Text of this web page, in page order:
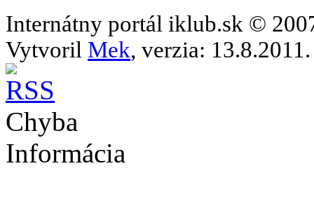
Internátny portál iklub.sk ©
Vytvoril Mek, verzia: 13.8.2011.
Chyba
Informácia